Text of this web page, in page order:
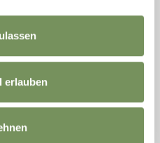
erlauben
Wasserfall ist mit seinen 48